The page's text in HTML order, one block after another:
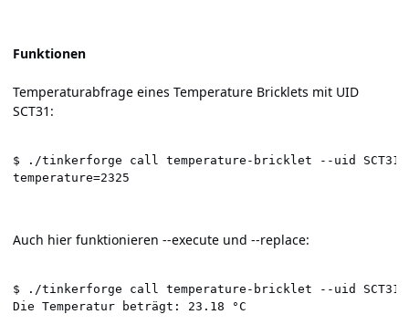
Funktionen
Temperaturabfrage eines Temperature Bricklets mit UID
SCT31:
$ ./tinkerforge call temperature-bricklet --uid SCT31
temperature=2325
Auch hier funktionieren --execute und --replace:
$ ./tinkerforge call temperature-bricklet --uid SCT31
Die Temperatur beträgt: 23.18 °C